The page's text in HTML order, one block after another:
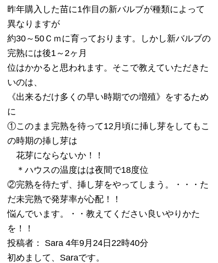
昨年購入した苗に1作目の新バルブが種類によって
異なりますが
約30～50Ｃｍに育っております。しかし新バルブの
完熟には後1～2ヶ月
位はかかると思われます。そこで教えていただきた
いのは、
《出来るだけ多くの早い時期での増殖》をするため
に
①このまま完熟を待って12月頃に挿し芽をしてもこ
の時期の挿し芽は
花芽にならないか！！
＊ハウスの温度はは夜間で18度位
②完熟を待たず、挿し芽をやってしまう。・・・た
だ未完熟で発芽率が心配！！
悩んでいます。・・教えてください良いやりかた
を！！
投稿者： Sara 4年9月24日22時40分
初めまして、Saraです。